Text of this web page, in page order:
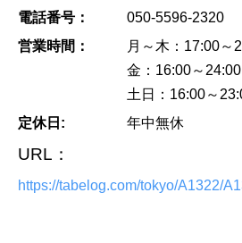
電話番号：
050-5596-2320
営業時間：
月～木：17:00～
金：16:00～24:00
土日：16:00～
定休日:
年中無休
URL：
https://tabelog.com/tokyo/A1322/